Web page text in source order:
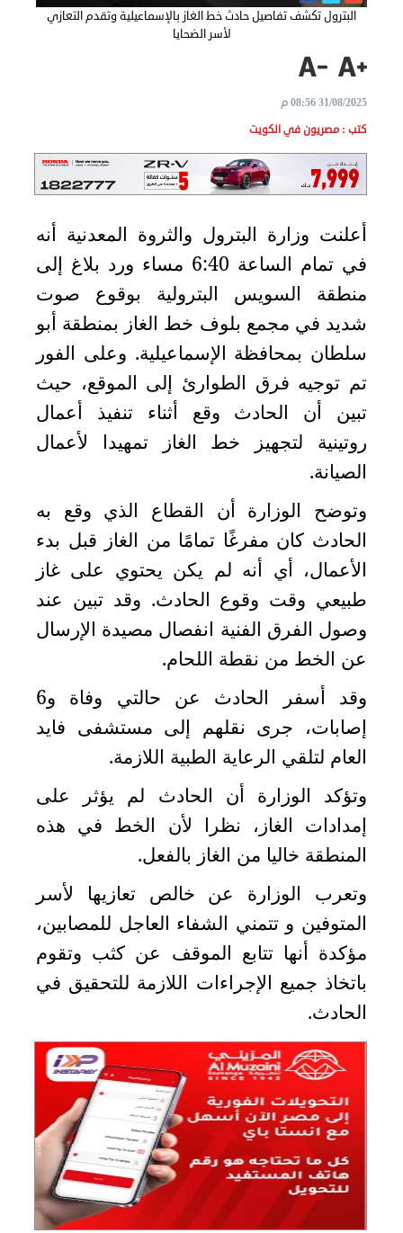
بالخارج
البعثة
الدبلوماسية
الجالية
الصحفيون
الكويت
شاركنا
مصريون
في
الكويت
ومناسبات
البترول تكشف تفاصيل حادث خط الغاز بالإسماعيلية وتقدم التعازي
لأسر الضحايا
31/08/2025 08:56 م
كتب : مصريون في الكويت
أعلنت وزارة البترول والثروة المعدنية أنه
في تمام الساعة 6:40 مساء ورد بلاغ إلى
منطقة السويس البترولية بوقوع صوت
شديد في مجمع بلوف خط الغاز بمنطقة أبو
سلطان بمحافظة الإسماعيلية. وعلى الفور
تم توجيه فرق الطوارئ إلى الموقع، حيث
تبين أن الحادث وقع أثناء تنفيذ أعمال
روتينية لتجهيز خط الغاز تمهيدا لأعمال
الصيانة.
وتوضح الوزارة أن القطاع الذي وقع به
الحادث كان مفرغًا تمامًا من الغاز قبل بدء
الأعمال، أي أنه لم يكن يحتوي على غاز
طبيعي وقت وقوع الحادث. وقد تبين عند
وصول الفرق الفنية انفصال مصيدة الإرسال
عن الخط من نقطة اللحام.
وقد أسفر الحادث عن حالتي وفاة و6
إصابات، جرى نقلهم إلى مستشفى فايد
العام لتلقي الرعاية الطبية اللازمة.
وتؤكد الوزارة أن الحادث لم يؤثر على
إمدادات الغاز، نظرا لأن الخط في هذه
المنطقة خاليا من الغاز بالفعل.
وتعرب الوزارة عن خالص تعازيها لأسر
المتوفين و تتمني الشفاء العاجل للمصابين،
مؤكدة أنها تتابع الموقف عن كثب وتقوم
باتخاذ جميع الإجراءات اللازمة للتحقيق في
الحادث.